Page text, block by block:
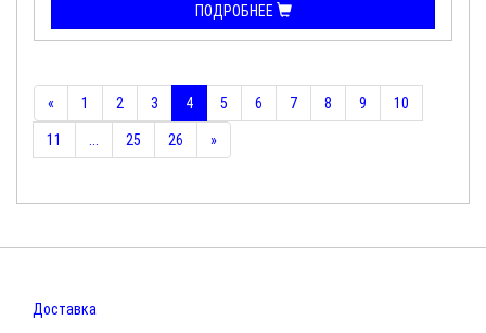
ПОДРОБНЕЕ
« 1 2 3 4 5 6 7 8 9 10
11 25 26 »
Доставка